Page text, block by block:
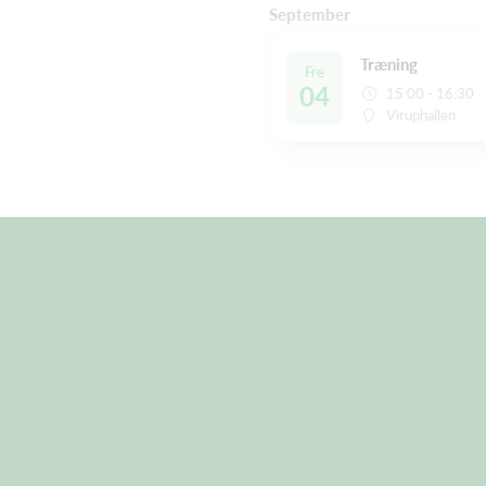
September
Fre
04
Træning
15:00 - 16:30
Viruphallen